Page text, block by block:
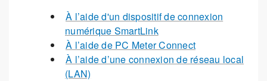
À l’aide d'un dispositif de connexion
numérique SmartLink
À l’aide de PC Meter Connect
À l’aide d’une connexion de réseau local
(LAN)